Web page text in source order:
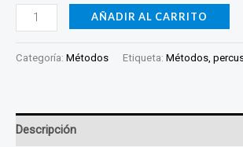
AÑADIR AL CARRITO
Categoría: Métodos Etiqueta: Métodos,
Descripción